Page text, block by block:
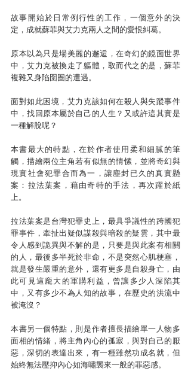
故事開始於日常例行性的工作，一個意外的決
定，成就蘇菲與艾力克兩人之間的愛恨糾葛。
原本以為只是場美麗的邂逅，在奇幻的鏡面世界
中，艾力克被換走了軀體，取而代之的是，蘇菲
複雜又身陷囹圄的遭遇。
面對如此困境，艾力克該如何在殺人與失蹤事件
中，找回原本屬於自己的人生？又或許這其實是
一種解脫呢？
本書最大的特點，在於作者使用柔和細膩的筆
觸，描繪兩位主角若有似無的情愫，並將奇幻與
現實社會犯罪合而為一，讓塵封已久的真實懸
案：拉法葉案，藉由奇特的手法，再次躍於紙
上。
拉法葉案是台灣犯罪史上，最具爭議性的跨國犯
罪事件，牽扯出疑似謀殺與暗殺的疑雲，其中最
令人感到詭異與不解的是，只要是與此案有相關
的人，最後多半死於非命，不是突然心肌梗塞，
就是發生嚴重的意外，還有更多是自殺身亡，由
此可見這龐大的軍購利益，曾讓多少人深陷其
中，又有多少不為人知的故事，在歷史的洪流中
被淹沒？
本書另一個特點，則是作者擅長描繪單一人物多
面相的情緒，將主角內心的孤寂，與對自己的厭
惡，深切的表達出來，有一種雖然功成名就，但
始終無法壓抑內心如海嘯襲來一般的罪惡感。